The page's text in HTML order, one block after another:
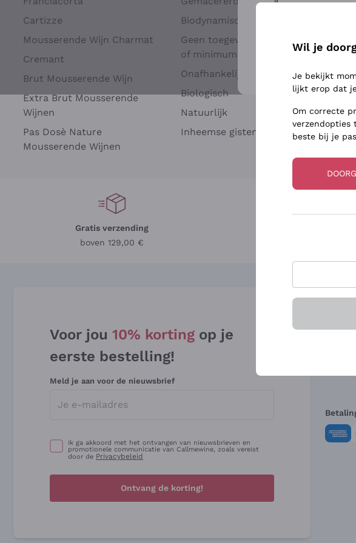
Cartizze
Mousserende Wijn Charmat
Cremant
Brut Mousserende Wijn
Extra Brut Mousserende
Wijnen
Pas Dosè Nature
Mousserende Wijnen
Biodynamisch
Geen toegevoegde sulfieten
of minimum
Onafhankelijke Wijnbouwers
Biologisch
Natuurlijk
Inheemse gisten
Ca'
Gratis verzending
boven 129,00 €
Voor jou 10% korting op je
eerste bestelling!
Meld je aan voor de nieuwsbrief
Ik ga akkoord met het ontvangen van nieuwsbrieven en
promotionele communicatie van Callmewine, zoals vereist
door de Privacybeleid
Ontvang de korting!
Over
Voor meer informatie, lees
Wil je
Je bekijkt
lijkt erop dat
Om correcte
verzendopties
beste bij je